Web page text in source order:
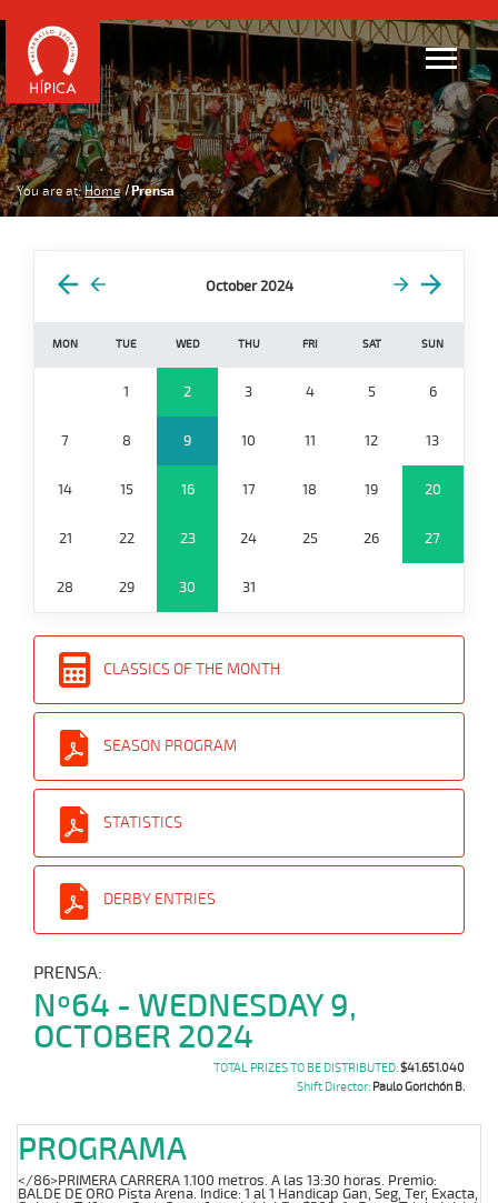
You are at: Home Prensa
October 2024
MON TUE WED THU FRI SAT SUN
1 2 3 4 5 6
7 8 9 10 11 12 13
14 15 16 17 18 19 20
21 22 23 24 25 26 27
28 29 30 31
CLASSICS OF THE MONTH
SEASON PROGRAM
STATISTICS
DERBY ENTRIES
PRENSA:
Nº64 - WEDNESDAY 9,
OCTOBER 2024
TOTAL PRIZES TO BE DISTRIBUTED:$41.651.040
Shift Director: Paulo Gorichón B.
PROGRAMA
</86>PRIMERA CARRERA 1.100 metros. A las 13:30 horas. Premio:
BALDE DE ORO Pista Arena. Indice: 1 al 1 Handicap Gan, Seg, Ter, Exacta,